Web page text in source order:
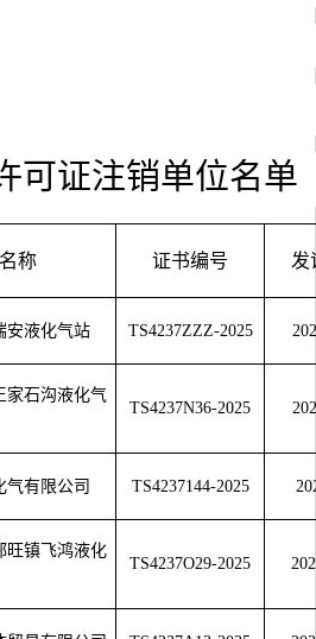
可证注销单位名单
称 证书编号 发
安液化气站 TS4237ZZZ-2025
家石沟液化气
TS4237N36-2025
气有限公司 TS4237144-2025
旺镇飞鸿液化
TS4237O29-2025